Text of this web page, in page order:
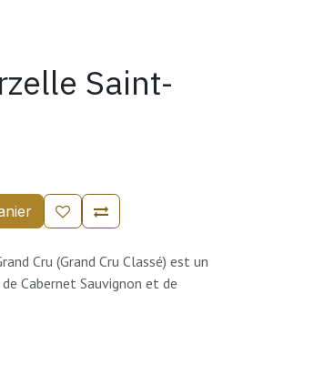
Saint-
Cru (Grand Cru Classé) est un
Cabernet Sauvignon et de